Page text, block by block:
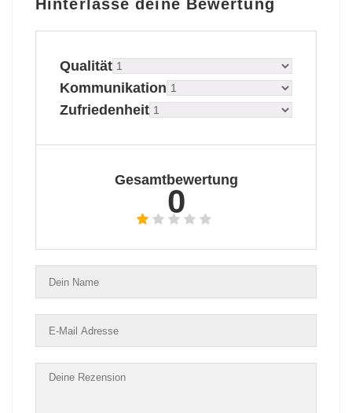
Hinterlasse deine Bewertung
Qualität
Kommunikation
Zufriedenheit
Gesamtbewertung
0